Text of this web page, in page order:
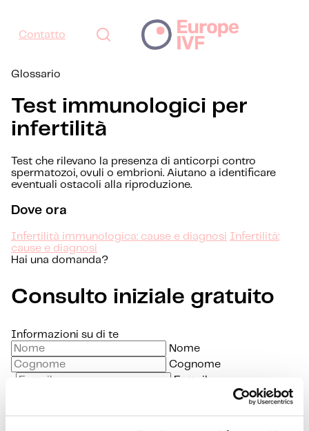
Contatto
Glossario
Test immunologici per
infertilità
Test che rilevano la presenza di anticorpi contro
spermatozoi, ovuli o embrioni. Aiutano a identificare
eventuali ostacoli alla riproduzione.
Dove ora
Infertilità immunologica: cause e diagnosi
Infertilità:
cause e diagnosi
Hai una domanda?
Consulto iniziale gratuito
Informazioni su di te
Nome
Cognome
E-mail